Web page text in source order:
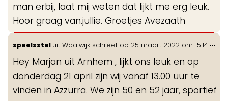
man erbij, laat mij weten dat lijkt me erg leuk.
Hoor graag van.jullie. Groetjes Avezaath
speelsstel uit Waalwijk schreef op 25 maart 2022 om 15:14
Hey Marjan uit Arnhem , lijkt ons leuk en op
donderdag 21 april zijn wij vanaf 13.00 uur te
vinden in Azzurra. We zijn 50 en 52 jaar, sportief
...